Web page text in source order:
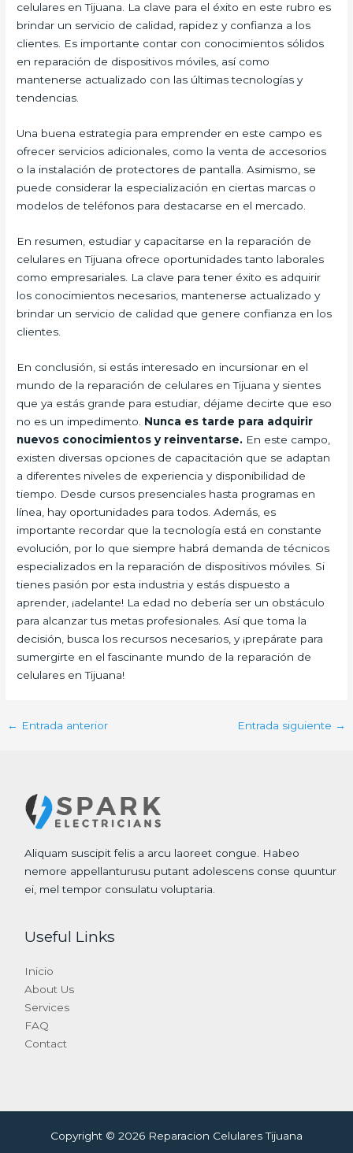
celulares en Tijuana. La clave para el éxito en este rubro es
brindar un servicio de calidad, rapidez y confianza a los
clientes. Es importante contar con conocimientos sólidos
en reparación de dispositivos móviles, así como
mantenerse actualizado con las últimas tecnologías y
tendencias.
Una buena estrategia para emprender en este campo es
ofrecer servicios adicionales, como la venta de accesorios
o la instalación de protectores de pantalla. Asimismo, se
puede considerar la especialización en ciertas marcas o
modelos de teléfonos para destacarse en el mercado.
En resumen, estudiar y capacitarse en la reparación de
celulares en Tijuana ofrece oportunidades tanto laborales
como empresariales. La clave para tener éxito es adquirir
los conocimientos necesarios, mantenerse actualizado y
brindar un servicio de calidad que genere confianza en los
clientes.
En conclusión, si estás interesado en incursionar en el
mundo de la reparación de celulares en Tijuana y sientes
que ya estás grande para estudiar, déjame decirte que eso
no es un impedimento. Nunca es tarde para adquirir
nuevos conocimientos y reinventarse. En este campo,
existen diversas opciones de capacitación que se adaptan
a diferentes niveles de experiencia y disponibilidad de
tiempo. Desde cursos presenciales hasta programas en
línea, hay oportunidades para todos. Además, es
importante recordar que la tecnología está en constante
evolución, por lo que siempre habrá demanda de técnicos
especializados en la reparación de dispositivos móviles. Si
tienes pasión por esta industria y estás dispuesto a
aprender, ¡adelante! La edad no debería ser un obstáculo
para alcanzar tus metas profesionales. Así que toma la
decisión, busca los recursos necesarios, y ¡prepárate para
sumergirte en el fascinante mundo de la reparación de
celulares en Tijuana!
← Entrada anterior Entrada siguiente →
Aliquam suscipit felis a arcu laoreet congue. Habeo
nemore appellanturusu putant adolescens conse quuntur
ei, mel tempor consulatu voluptaria.
Useful Links
Inicio
About Us
Services
FAQ
Contact
Copyright © 2026 Reparacion Celulares Tijuana